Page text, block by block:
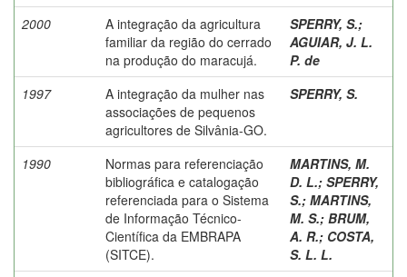
2000
A integração da agricultura
familiar da região do cerrado
na produção do maracujá.
SPERRY, S.;
AGUIAR, J. L.
P. de
1997
A integração da mulher nas
associações de pequenos
agricultores de Silvânia-GO.
SPERRY, S.
1990
Normas para referenciação
bibliográfica e catalogação
referenciada para o Sistema
de Informação Técnico-
Científica da EMBRAPA
(SITCE).
MARTINS, M.
D. L.; SPERRY,
S.; MARTINS,
M. S.; BRUM,
A. R.; COSTA,
S. L. L.